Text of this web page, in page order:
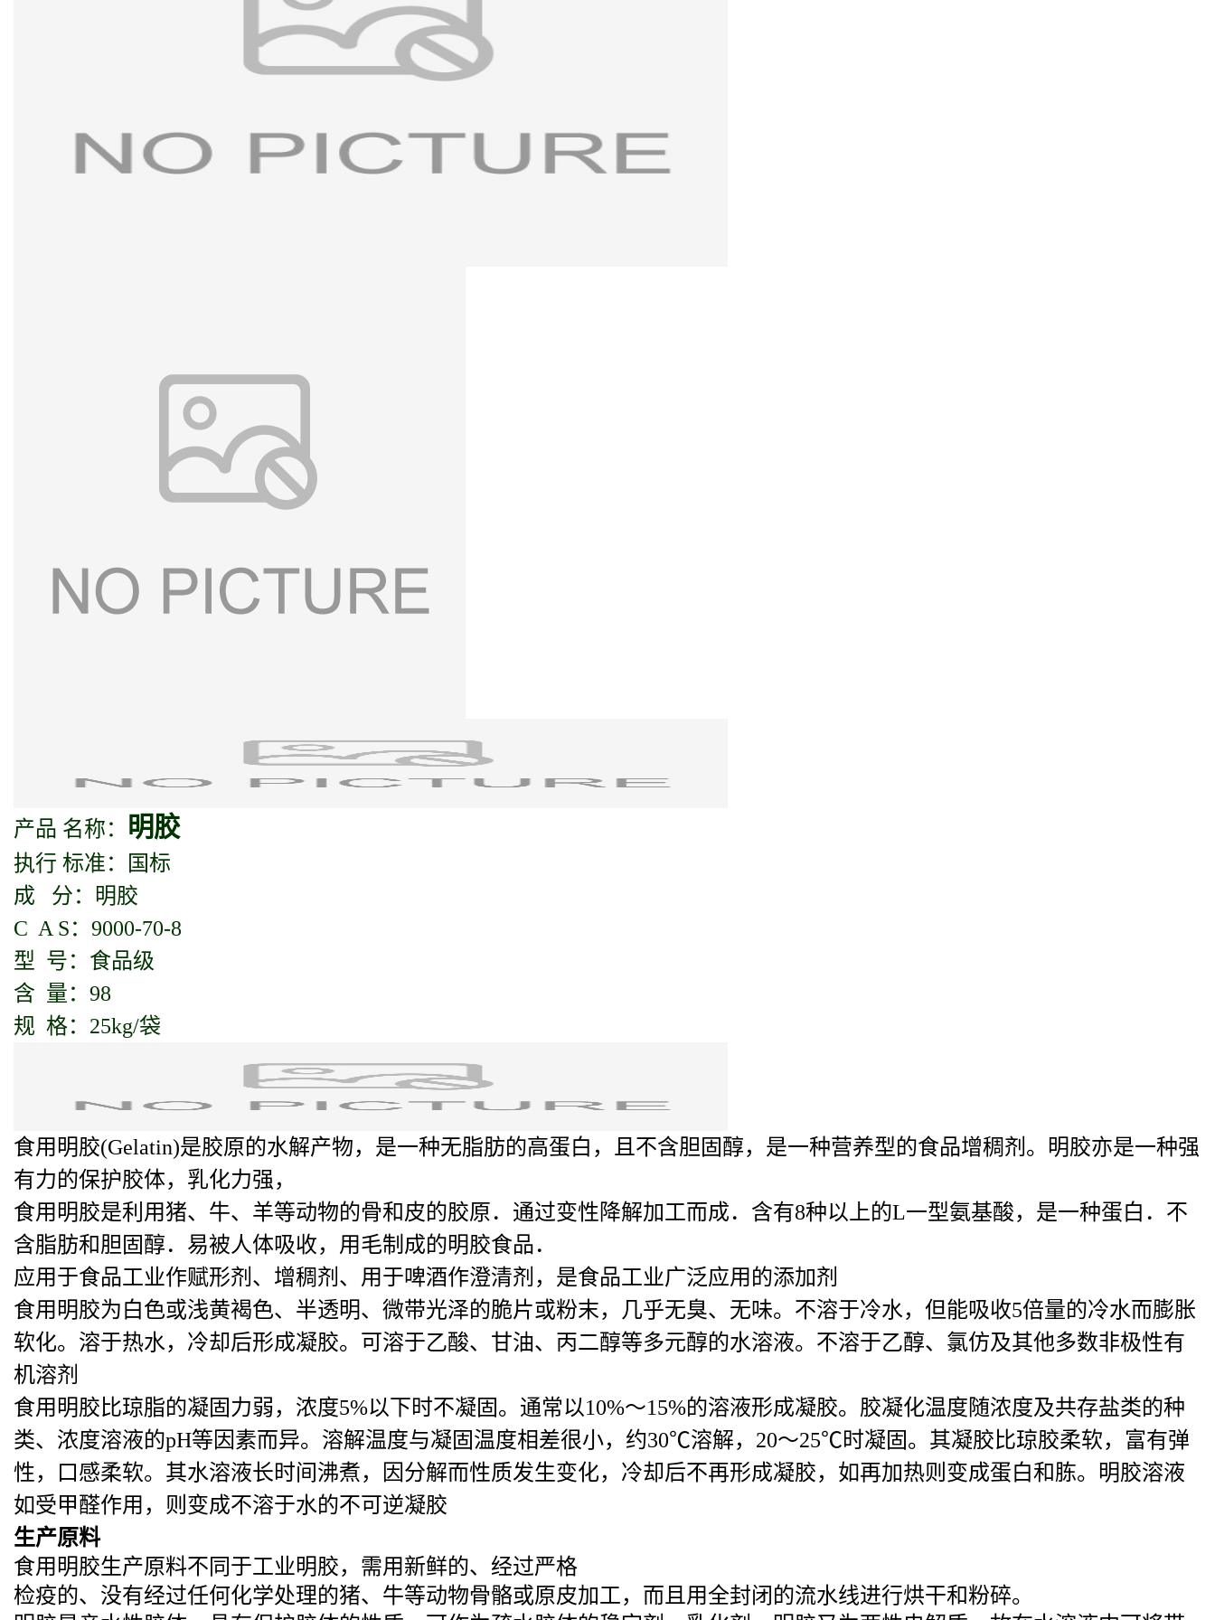
产品 名称： 明胶
执行 标准：国标
成 分：明胶
C A S：9000-70-8
型 号：食品级
含 量：98
规 格：25kg/袋
食用明胶(Gelatin)是胶原的水解产物，是一种无脂肪的高蛋白，且不含胆固醇，是一种营养型的食品增稠剂。明胶亦是一种强
有力的保护胶体，乳化力强，
食用明胶是利用猪、牛、羊等动物的骨和皮的胶原．通过变性降解加工而成．含有8种以上的L一型氨基酸，是一种蛋白．不
含脂肪和胆固醇．易被人体吸收，用毛制成的明胶食品．
应用于食品工业作赋形剂、增稠剂、用于啤酒作澄清剂，是食品工业广泛应用的添加剂
食用明胶为白色或浅黄褐色、半透明、微带光泽的脆片或粉末，几乎无臭、无味。不溶于冷水，但能吸收5倍量的冷水而膨胀
软化。溶于热水，冷却后形成凝胶。可溶于乙酸、甘油、丙二醇等多元醇的水溶液。不溶于乙醇、氯仿及其他多数非极性有
机溶剂
食用明胶比琼脂的凝固力弱，浓度5%以下时不凝固。通常以10%～15%的溶液形成凝胶。胶凝化温度随浓度及共存盐类的种
类、浓度溶液的pH等因素而异。溶解温度与凝固温度相差很小，约30℃溶解，20～25℃时凝固。其凝胶比琼胶柔软，富有弹
性，口感柔软。其水溶液长时间沸煮，因分解而性质发生变化，冷却后不再形成凝胶，如再加热则变成蛋白和胨。明胶溶液
如受甲醛作用，则变成不溶于水的不可逆凝胶
生产原料
食用明胶生产原料不同于工业明胶，需用新鲜的、经过严格
检疫的、没有经过任何化学处理的猪、牛等动物骨骼或原皮加工，而且用全封闭的流水线进行烘干和粉碎。